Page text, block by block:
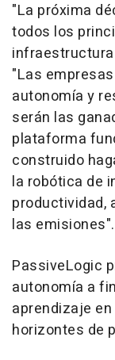
"La próxima
todos los
"Las
autonomía y
serán las
plataforma
construido
la robótica de
productividad,
las emisiones".
PassiveLogic
autonomía a
aprendizaje
horizontes de